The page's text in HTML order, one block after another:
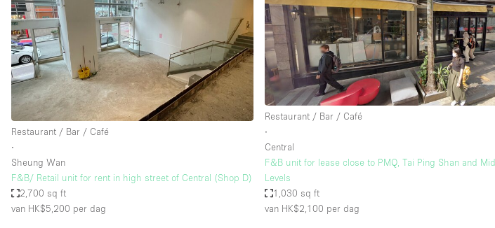
Restaurant / Bar / Café
∙
Sheung Wan
F&B/ Retail unit for rent in high street of Central (Shop D)
2,700 sq ft
van HK$5,200 per dag
Restaurant / Bar / Café
∙
Central
F&B unit for lease close to PMQ, Tai Ping Shan and
Levels
1,030 sq ft
van HK$2,100 per dag